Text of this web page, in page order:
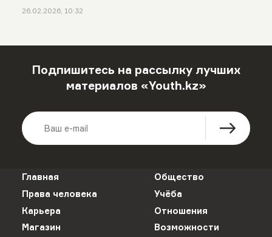
26.02.2026, 10:32
Подпишитесь на рассылку лучших
материалов «Youth.kz»
Главная
Общество
Права человека
Учёба
Карьера
Отношения
Магазин
Возможности